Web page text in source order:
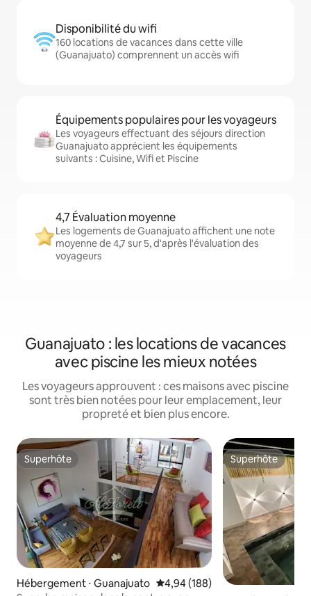
Disponibilité du wifi
160 locations de vacances dans cette ville
(Guanajuato) comprennent un accès wifi
Équipements populaires pour les voyageurs
Les voyageurs effectuant des séjours direction
Guanajuato apprécient les équipements
suivants : Cuisine, Wifi et Piscine
4,7 Évaluation moyenne
Les logements de Guanajuato affichent une note
moyenne de 4,7 sur 5, d'après l'évaluation des
voyageurs
Guanajuato : les locations de vacances
avec piscine les mieux notées
Les voyageurs approuvent : ces maisons avec piscine
sont très bien notées pour leur emplacement, leur
propreté et bien plus encore.
Superhôte
Superhôte
Hébergement ⋅ Guanajuato Évaluation moyenne sur la
4,94 (188)
Superhôte
Superhôte